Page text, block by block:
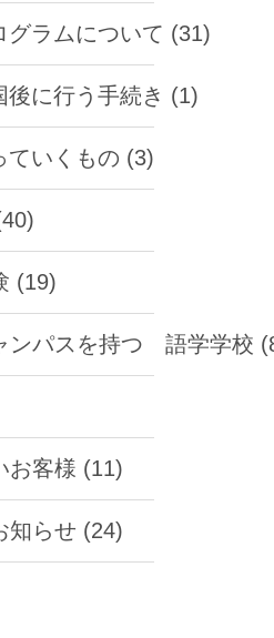
グラムについて (31)
後に行う手続き (1)
ていくもの (3)
(19)
ンパスを持つ 語学学校
お客様 (11)
知らせ (24)